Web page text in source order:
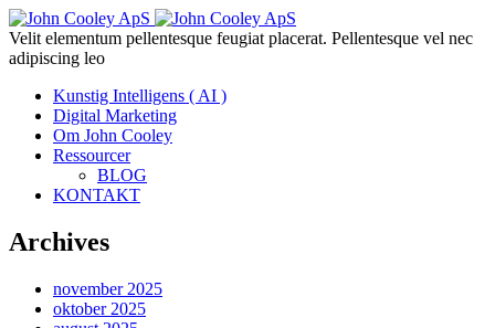
Velit elementum pellentesque feugiat placerat. Pellentesque vel nec
adipiscing leo
Kunstig Intelligens ( AI )
Digital Marketing
Om John Cooley
Ressourcer
BLOG
KONTAKT
Archives
november 2025
oktober 2025